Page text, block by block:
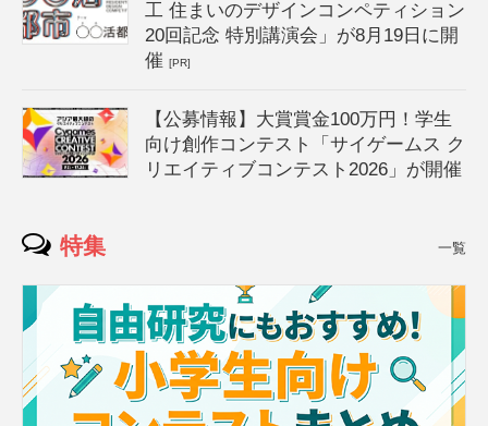
工 住まいのデザインコンペティション
20回記念 特別講演会」が8月19日に開
催[PR]
【公募情報】大賞賞金100万円！学生
向け創作コンテスト「サイゲームス ク
リエイティブコンテスト2026」が開催
特集 一覧